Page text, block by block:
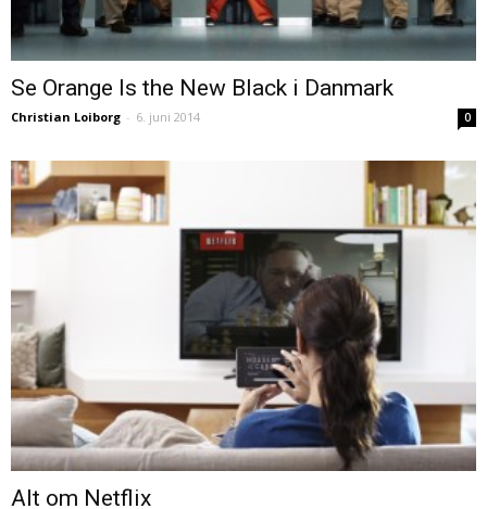
Se Orange Is the New Black i Danmark
Christian Loiborg - 6. juni 2014 0
Alt om Netflix